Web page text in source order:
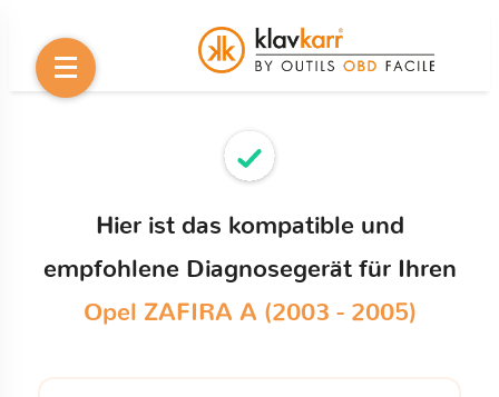
Hier ist das kompatible und
empfohlene Diagnosegerät für Ihren
Opel ZAFIRA A (2003 - 2005)